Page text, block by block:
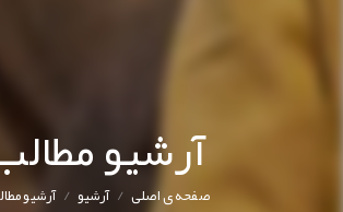
آرشیو مطالب
صفحه ی اصلی/ آرشیو/ آرشیو مطالب